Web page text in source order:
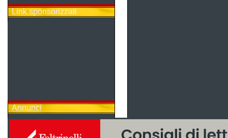
Link sponsorizzati
Annunci